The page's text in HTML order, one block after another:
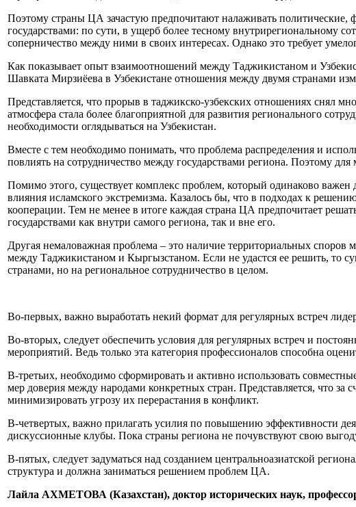
Поэтому страны ЦА зачастую предпочитают налаживать
государствами: по сути, в ущерб более тесному внутрирегиональному
соперничество между ними в своих интересах. Однако это требует
Как показывает опыт взаимоотношений между Таджикистаном и
Шавката Мирзиёева в Узбекистане отношения между двумя странами
Представляется, что прорыв в таджикско-узбекских отношениях снял
атмосфера стала более благоприятной для развития регионального
необходимости оглядываться на Узбекистан.
Вместе с тем необходимо понимать, что проблема распределения и
повлиять на сотрудничество между государствами региона. Поэтому
Помимо этого, существует комплекс проблем, который одинаково важен
влияния исламского экстремизма. Казалось бы, что в подходах к
кооперации. Тем не менее в итоге каждая страна ЦА предпочитает
государствами как внутри самого региона, так и вне его.
Другая немаловажная проблема – это наличие территориальных
между Таджикистаном и Кыргызстаном. Если не удастся ее решить, то
странами, но на региональное сотрудничество в целом.
Во-первых, важно выработать некий формат для регулярных встреч
Во-вторых, следует обеспечить условия для регулярных встреч и
мероприятий. Ведь только эта категория профессионалов способна
В-третьих, необходимо сформировать и активно использовать
мер доверия между народами конкретных стран. Представляется, что
минимизировать угрозу их перерастания в конфликт.
В-четвертых, важно прилагать усилия по повышению эффективности
дискуссионные клубы. Пока страны региона не почувствуют свою
В-пятых, следует задуматься над созданием центральноазиатской
структура и должна заниматься решением проблем ЦА.
Лайла АХМЕТОВА (Казахстан), доктор исторических наук,